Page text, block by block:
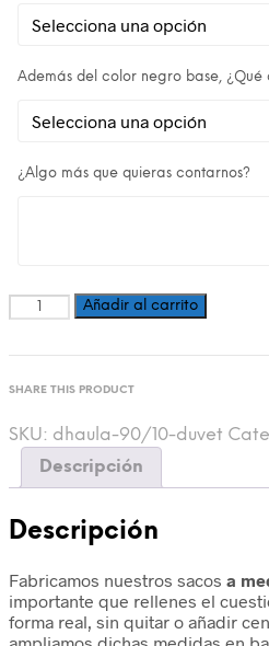
Además del color negro base, ¿Qué
¿Algo más que quieras contarnos?
Añadir al carrito
SHARE THIS PRODUCT
SKU: dhaula-90/10-duvet
Descripción
Descripción
Fabricamos nuestros sacos a
importante que rellenes el
forma real, sin quitar o añadir